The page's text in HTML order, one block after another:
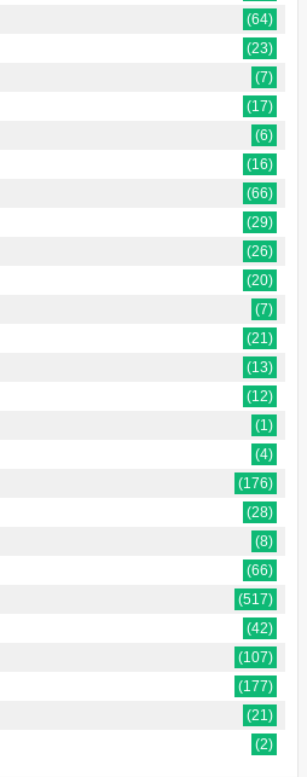
(64)
(23)
(7)
(17)
(6)
(16)
(66)
(29)
(26)
(20)
(7)
(21)
(13)
(12)
(1)
(4)
(176)
(28)
(8)
(66)
(517)
(42)
(107)
(177)
(21)
(2)